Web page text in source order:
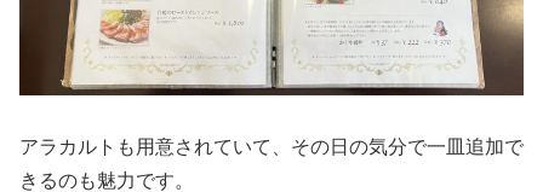
アラカルトも用意されていて、その日の気分で一皿追加で
きるのも魅力です。